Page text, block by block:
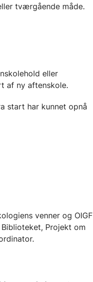
tværgående måde.
eller
af ny aftenskole.
start har kunnet opnå
venner og OIGF
Projekt om